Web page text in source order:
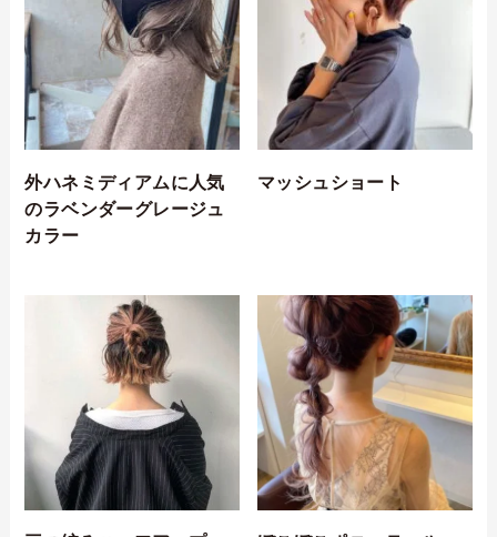
外ハネミディアムに人気
のラベンダーグレージュ
カラー
マッシュショート